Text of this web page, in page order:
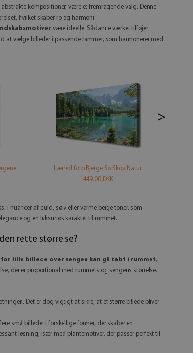
kompositioner, være et fremragende valg. Denne
hvilket skaber ro og harmoni.
være ideelle. Sådanne værker tilføjer
vælge billeder i passende rammer, som harmonerer med
Lærred foto Bjerge Sø Skov Natur
449.00 DKK
Foto
>
i nuancer af guld, sølv eller varme beige toner, som
og en luksuriøs karakter til rummet.
rette størrelse?
for lille billede over sengen kan gå tabt i rummet,
der er proportional med rummets og sengens størrelse.
Det er dog vigtigt at sikre, at et større billede bliver
små billeder i forskellige former, der skaber en
løsning, især med plantemotiver, der passer perfekt til